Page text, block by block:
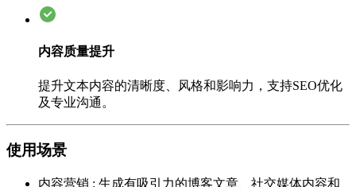
内容质量提升
提升文本内容的清晰度、风格和影响力，支持SEO优化
及专业沟通。
使用场景
内容营销 : 生成有吸引力的博客文章、社交媒体内容和